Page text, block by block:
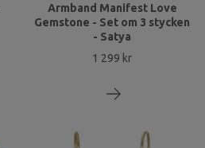
Armband Manifest Love
Gemstone - Set om 3 stycken
- Satya
1 299 kr